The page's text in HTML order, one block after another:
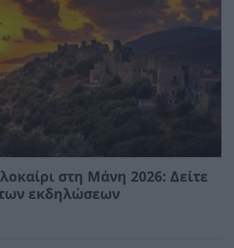
στη Μάνη 2026: Δείτε
εκδηλώσεων